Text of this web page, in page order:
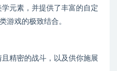
元素，并提供了丰富的自定
游戏的极致结合。
精密的战斗，以及供你施展